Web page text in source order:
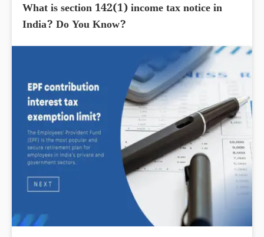
What is section 142(1) income tax notice in
India? Do You Know?